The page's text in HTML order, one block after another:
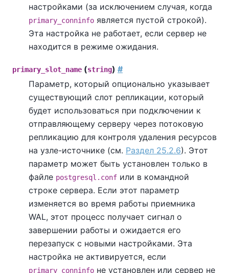
настройками (за исключением случая, когда
primary_conninfo является пустой строкой).
Эта настройка не работает, если сервер не
находится в режиме ожидания.
primary_slot_name (string) #
Параметр, который опционально указывает
существующий слот репликации, который
будет использоваться при подключении к
отправляющему серверу через потоковую
репликацию для контроля удаления ресурсов
на узле-источнике (см. Раздел 25.2.6). Этот
параметр может быть установлен только в
файле postgresql.conf или в командной
строке сервера. Если этот параметр
изменяется во время работы приемника
WAL, этот процесс получает сигнал о
завершении работы и ожидается его
перезапуск с новыми настройками. Эта
настройка не активируется, если
primary_conninfo не установлен или сервер не